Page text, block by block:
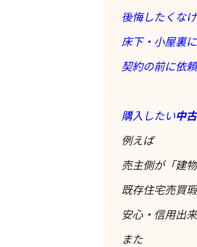
後悔したくな
床下・小屋裏
契約の前に依
購入したい中
例えば
売主側が「建
既存住宅売買
安心・信用出
また